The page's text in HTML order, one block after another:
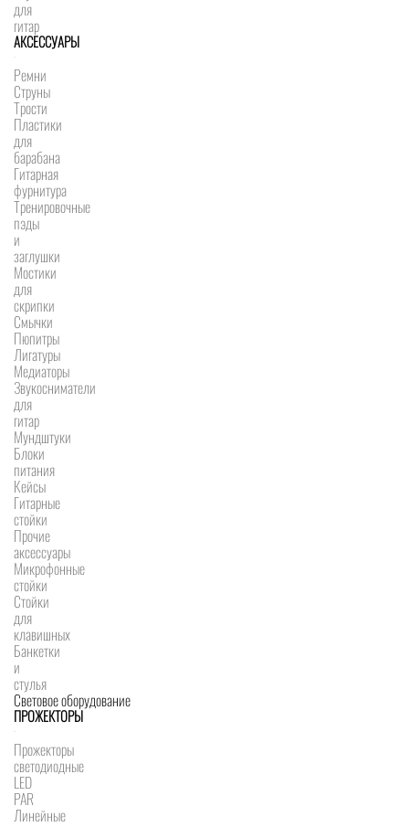
для
гитар
АКСЕССУАРЫ
Ремни
Струны
Трости
Пластики
для
барабана
Гитарная
фурнитура
Тренировочные
пэды
и
заглушки
Мостики
для
скрипки
Смычки
Пюпитры
Лигатуры
Медиаторы
Звукосниматели
для
гитар
Мундштуки
Блоки
питания
Кейсы
Гитарные
стойки
Прочие
аксессуары
Микрофонные
стойки
Стойки
для
клавишных
Банкетки
и
стулья
Световое оборудование
ПРОЖЕКТОРЫ
Прожекторы
светодиодные
LED
PAR
Линейные